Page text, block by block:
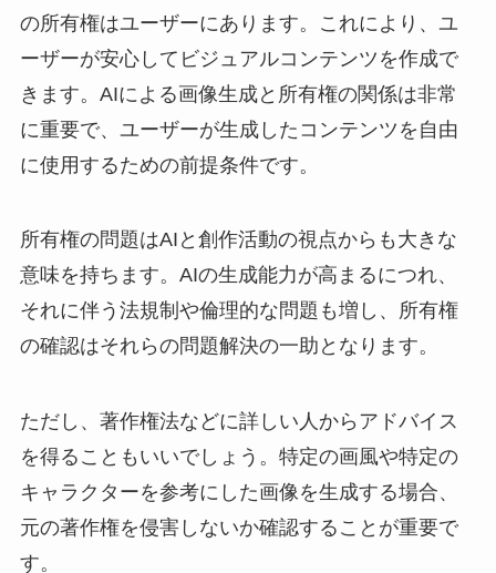
の所有権はユーザーにあります。これにより、ユ
ーザーが安心してビジュアルコンテンツを作成で
きます。AIによる画像生成と所有権の関係は非常
に重要で、ユーザーが生成したコンテンツを自由
に使用するための前提条件です。
所有権の問題はAIと創作活動の視点からも大きな
意味を持ちます。AIの生成能力が高まるにつれ、
それに伴う法規制や倫理的な問題も増し、所有権
の確認はそれらの問題解決の一助となります。
ただし、著作権法などに詳しい人からアドバイス
を得ることもいいでしょう。特定の画風や特定の
キャラクターを参考にした画像を生成する場合、
元の著作権を侵害しないか確認することが重要で
す。